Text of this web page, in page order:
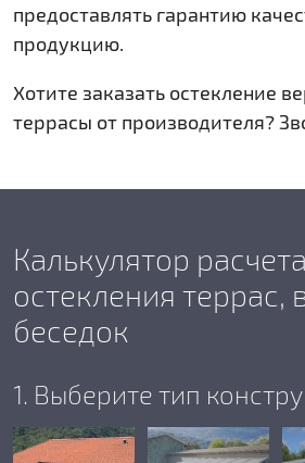
предоставлять гарантию
продукцию.
Хотите заказать остекление
террасы от производителя?
Калькулятор
остекления террас,
беседок
1. Выберите тип